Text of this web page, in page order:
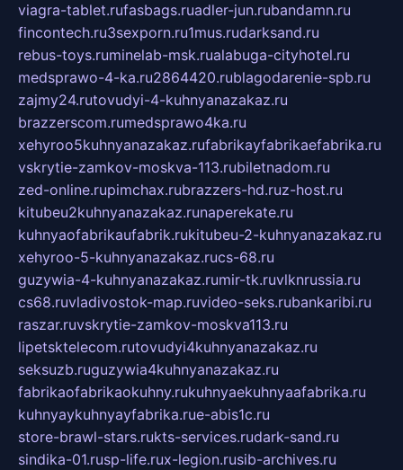
viagra-tablet.rufasbags.ruadler-jun.rubandamn.ru
fincontech.ru3sexporn.ru1mus.rudarksand.ru
rebus-toys.ruminelab-msk.rualabuga-cityhotel.ru
medsprawo-4-ka.ru2864420.rublagodarenie-spb.ru
zajmy24.rutovudyi-4-kuhnyanazakaz.ru
brazzerscom.rumedsprawo4ka.ru
xehyroo5kuhnyanazakaz.rufabrikayfabrikaefabrika.ru
vskrytie-zamkov-moskva-113.rubiletnadom.ru
zed-online.rupimchax.rubrazzers-hd.ruz-host.ru
kitubeu2kuhnyanazakaz.runaperekate.ru
kuhnyaofabrikaufabrik.rukitubeu-2-kuhnyanazakaz.ru
xehyroo-5-kuhnyanazakaz.rucs-68.ru
guzywia-4-kuhnyanazakaz.rumir-tk.ruvlknrussia.ru
cs68.ruvladivostok-map.ruvideo-seks.rubankaribi.ru
raszar.ruvskrytie-zamkov-moskva113.ru
lipetsktelecom.rutovudyi4kuhnyanazakaz.ru
seksuzb.ruguzywia4kuhnyanazakaz.ru
fabrikaofabrikaokuhny.rukuhnyaekuhnyaafabrika.ru
kuhnyaykuhnyayfabrika.rue-abis1c.ru
store-brawl-stars.rukts-services.rudark-sand.ru
sindika-01.rusp-life.rux-legion.rusib-archives.ru